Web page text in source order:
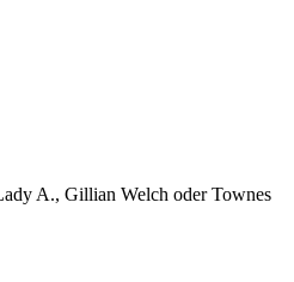
A., Gillian Welch oder Townes